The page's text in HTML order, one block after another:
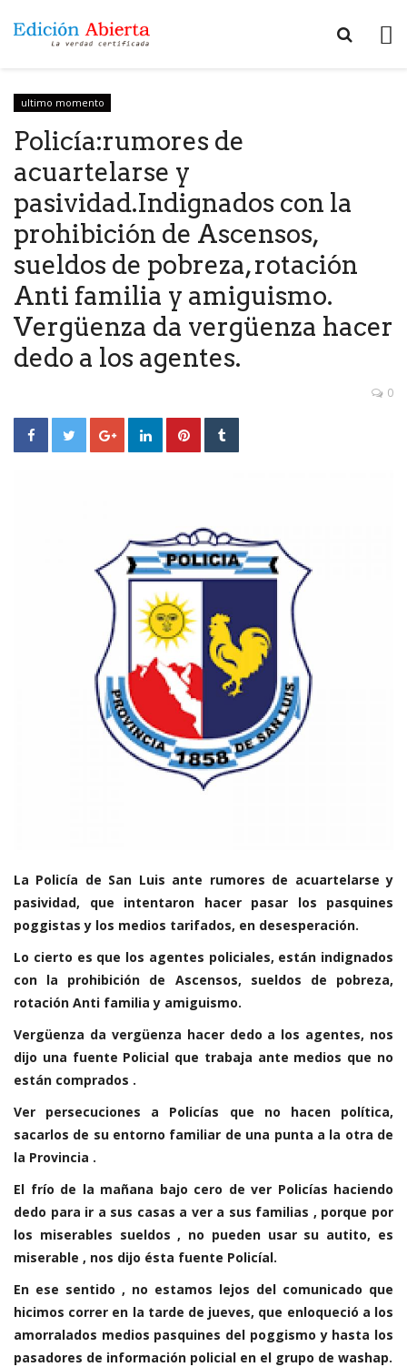
ultimo momento
Policía:rumores de
acuartelarse y
pasividad.Indignados con la
prohibición de Ascensos,
sueldos de pobreza, rotación
Anti familia y amiguismo.
Vergüenza da vergüenza hacer
dedo a los agentes.
0
La Policía de San Luis ante rumores de acuartelarse y
pasividad, que intentaron hacer pasar los pasquines
poggistas y los medios tarifados, en desesperación.
Lo cierto es que los agentes policiales, están indignados
con la prohibición de Ascensos, sueldos de pobreza,
rotación Anti familia y amiguismo.
Vergüenza da vergüenza hacer dedo a los agentes, nos
dijo una fuente Policial que trabaja ante medios que no
están comprados .
Ver persecuciones a Policías que no hacen política,
sacarlos de su entorno familiar de una punta a la otra de
la Provincia .
El frío de la mañana bajo cero de ver Policías haciendo
dedo para ir a sus casas a ver a sus familias , porque por
los miserables sueldos , no pueden usar su autito, es
miserable , nos dijo ésta fuente Policíal.
En ese sentido , no estamos lejos del comunicado que
hicimos correr en la tarde de jueves, que enloqueció a los
amorralados medios pasquines del poggismo y hasta los
pasadores de información policial en el grupo de washap.